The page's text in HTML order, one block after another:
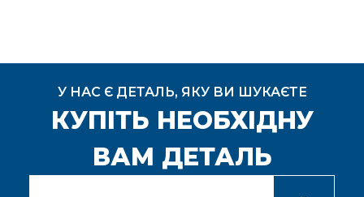
У НАС Є ДЕТАЛЬ, ЯКУ ВИ ШУКАЄТЕ
КУПІТЬ НЕОБХІДНУ
ВАМ ДЕТАЛЬ